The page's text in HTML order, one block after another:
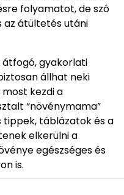
folyamatot, de szó
az átültetés utáni
gyakorlati
állhat neki
kezdi a
“növénymama”
tippek, táblázatok és a
elkerülni a
egészséges és
is.